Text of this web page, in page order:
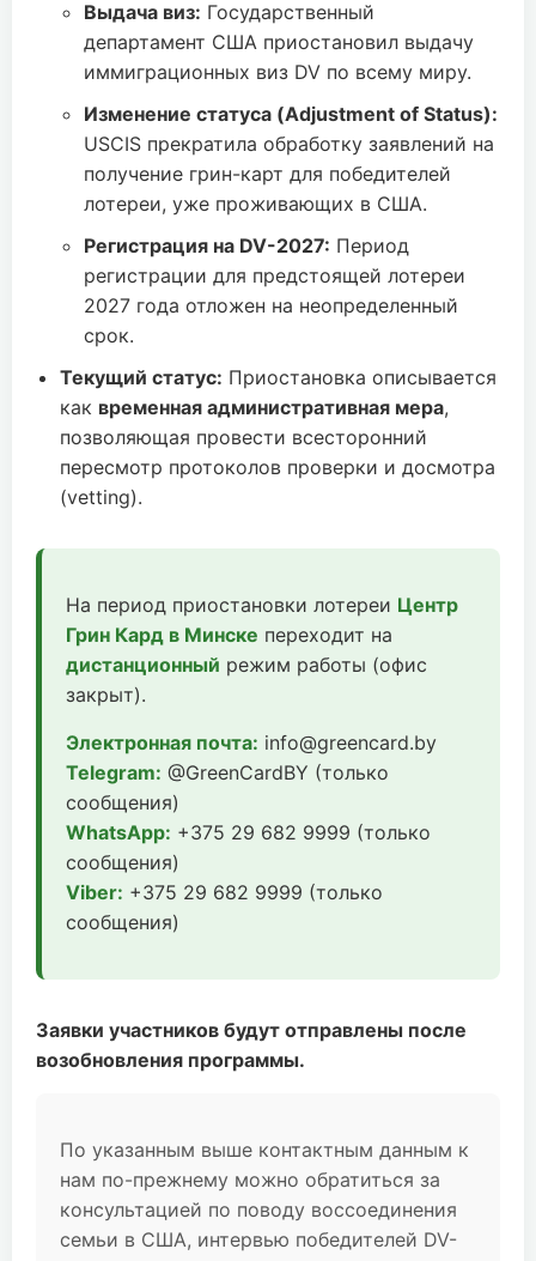
Выдача виз: Государственный
департамент США приостановил выдачу
иммиграционных виз DV по всему миру.
Изменение статуса (Adjustment of Status):
USCIS прекратила обработку заявлений на
получение грин-карт для победителей
лотереи, уже проживающих в США.
Регистрация на DV-2027: Период
регистрации для предстоящей лотереи
2027 года отложен на неопределенный
срок.
Текущий статус: Приостановка описывается
как временная административная мера,
позволяющая провести всесторонний
пересмотр протоколов проверки и досмотра
(vetting).
На период приостановки лотереи Центр
Грин Кард в Минске переходит на
дистанционный режим работы (офис
закрыт).
Электронная почта: info@greencard.by
Telegram: @GreenCardBY (только
сообщения)
WhatsApp: +375 29 682 9999 (только
сообщения)
Viber: +375 29 682 9999 (только
сообщения)
Заявки участников будут отправлены после
возобновления программы.
По указанным выше контактным данным к
нам по-прежнему можно обратиться за
консультацией по поводу воссоединения
семьи в США, интервью победителей DV-